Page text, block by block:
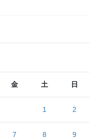
金 土 日
1 2
7 8 9